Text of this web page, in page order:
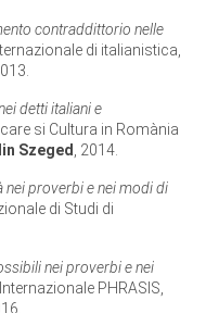
contraddittorio nelle
di italianistica,
detti italiani e
si Cultura in Romània
Szeged , 2014.
nei proverbi e nei modi di
di Studi di
nei proverbi e nei
PHRASIS,